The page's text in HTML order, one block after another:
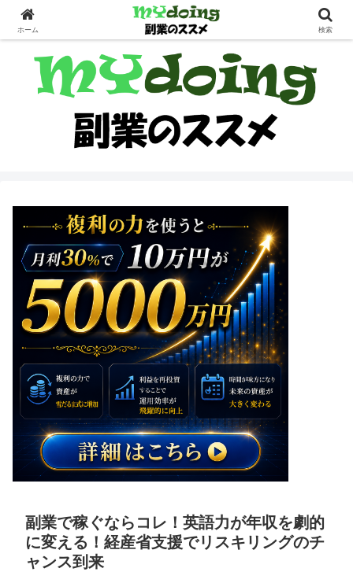
副業界隈
副業で稼ぐならコレ！英語力が年収を劇的
に変える！経産省支援でリスキリングのチ
ャンス到来
ホーム 検索